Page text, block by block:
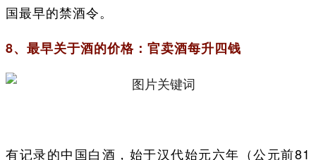
国最早的禁酒令。
8、最早关于酒的价格：官卖酒每升四钱
有记录的中国白酒，始于汉代始元六年（公元前81